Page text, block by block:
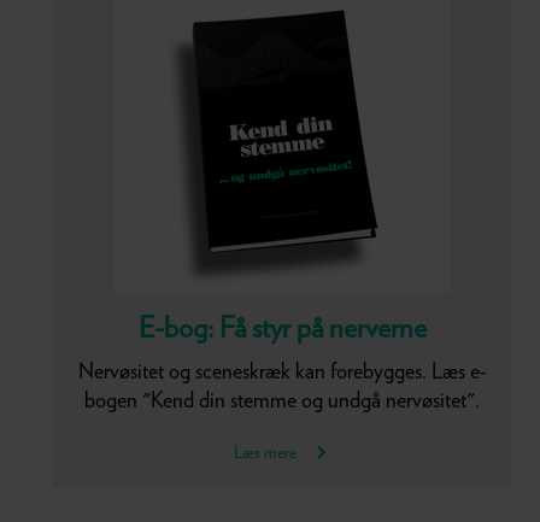
E-bog: Få styr på nerverne
Nervøsitet og sceneskræk kan forebygges. Læs e-
bogen "Kend din stemme og undgå nervøsitet".
Læs mere